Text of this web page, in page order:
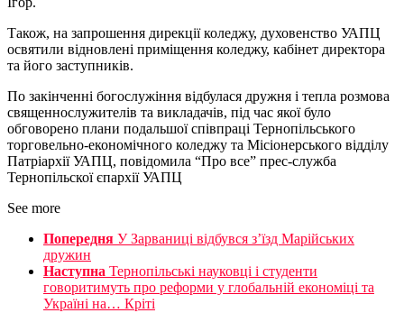
Також, на запрошення дирекції коледжу, духовенство УАПЦ
освятили відновлені приміщення коледжу, кабінет директора
та його заступників.
По закінченні богослужіння відбулася дружня і тепла розмова
священнослужителів та викладачів, під час якої було
обговорено плани подальшої співпраці Тернопільського
торговельно-економічного коледжу та Місіонерського відділу
Патріархії УАПЦ, повідомила “Про все” прес-служба
Тернопільскої єпархії УАПЦ
See more
Попередня У Зарваниці відбувся з’їзд Марійських
дружин
Наступна Тернопільські науковці і студенти
говоритимуть про реформи у глобальній економіці та
Україні на… Кріті